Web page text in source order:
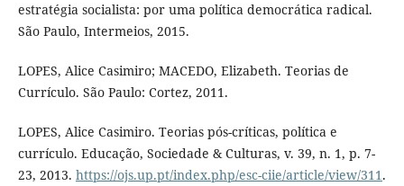
estratégia socialista: por uma política democrática radical.
São Paulo, Intermeios, 2015.
LOPES, Alice Casimiro; MACEDO, Elizabeth. Teorias de
Currículo. São Paulo: Cortez, 2011.
LOPES, Alice Casimiro. Teorias pós-críticas, política e
currículo. Educação, Sociedade & Culturas, v. 39, n. 1, p. 7-
23, 2013. https://ojs.up.pt/index.php/esc-ciie/article/view/311.